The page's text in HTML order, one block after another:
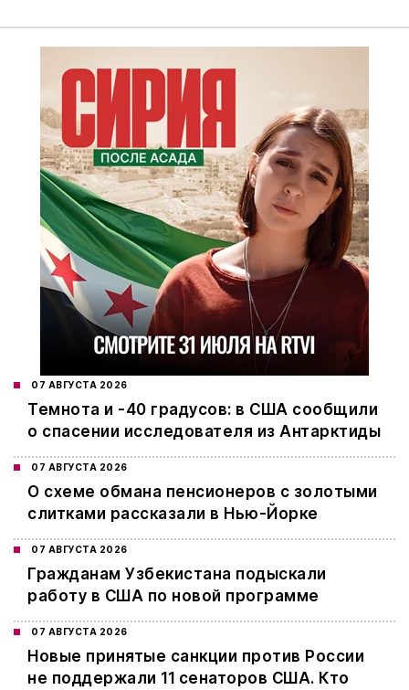
07 АВГУСТА 2026
Темнота и -40 градусов: в США сообщили
о спасении исследователя из Антарктиды
07 АВГУСТА 2026
О схеме обмана пенсионеров с золотыми
слитками рассказали в Нью-Йорке
07 АВГУСТА 2026
Гражданам Узбекистана подыскали
работу в США по новой программе
07 АВГУСТА 2026
Новые принятые санкции против России
не поддержали 11 сенаторов США. Кто